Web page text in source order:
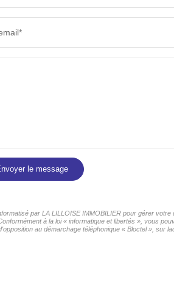
le message
par LA LILLOISE IMMOBILIER pour gérer
à la loi « informatique et libertés », vous
au démarchage téléphonique « Bloctel », sur